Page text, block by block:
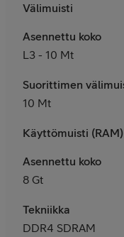
Välimuisti
Asennettu koko
L3 - 10 Mt
Suorittimen
10 Mt
Käyttömuisti (RAM)
Asennettu koko
8 Gt
Tekniikka
DDR4 SDRAM